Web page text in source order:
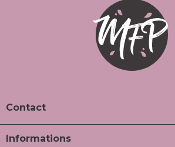
Contact
Informations